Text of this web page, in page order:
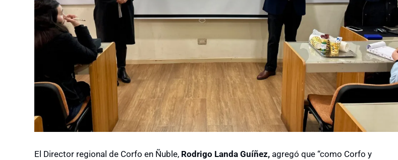
El Director regional de Corfo en Ñuble, Rodrigo Landa Guíñez, agregó que “como Corfo y